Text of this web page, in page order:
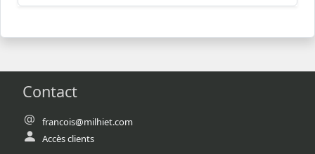
Contact
francois@milhiet.com
Accès clients